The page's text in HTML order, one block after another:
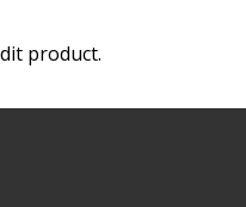
product.